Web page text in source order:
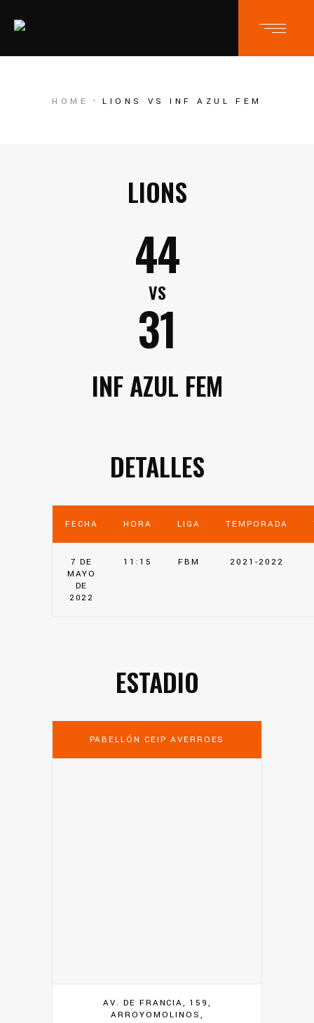
HOME LIONS VS INF AZUL FEM
LIONS
44
VS
31
INF AZUL FEM
DETALLES
FECHA HORA LIGA TEMPORADA
7 DE
MAYO
DE
2022
11:15 FBM 2021-2022
ESTADIO
PABELLÓN CEIP AVERROES
AV. DE FRANCIA, 159,
ARROYOMOLINOS,